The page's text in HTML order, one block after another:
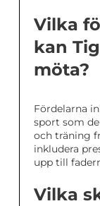
Vilka
kan
möta?
Fördelarna
sport som
och träning
inkludera
upp till
Vilka